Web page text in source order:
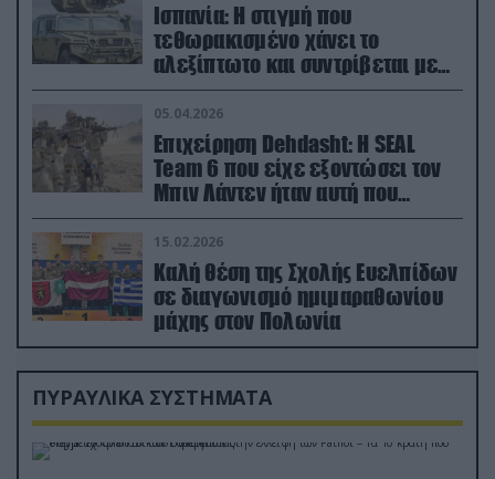
Ισπανία: Η στιγμή που
τεθωρακισμένο χάνει το
αλεξίπτωτο και συντρίβεται με
ορμή στο έδαφος (βίντεο)
05.04.2026
Επιχείρηση Dehdasht: Η SEAL
Team 6 που είχε εξοντώσει τον
Μπιν Λάντεν ήταν αυτή που
διέσωσε τον πιλότο του F-15
15.02.2026
Καλή θέση της Σχολής Ευελπίδων
σε διαγωνισμό ημιμαραθωνίου
μάχης στον Πολωνία
ΠΥΡΑΥΛΙΚΑ ΣΥΣΤΗΜΑΤΑ